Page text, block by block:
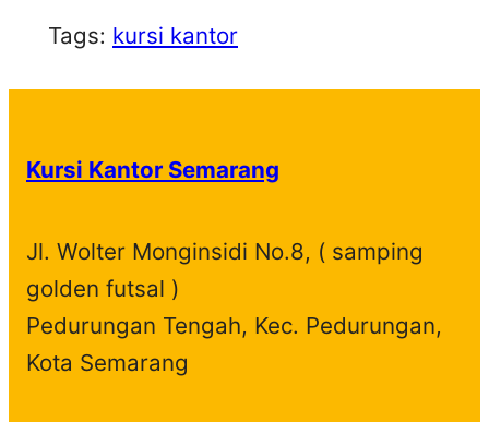
Tags: kursi kantor
Kursi Kantor Semarang
Jl. Wolter Monginsidi No.8, ( samping
golden futsal )
Pedurungan Tengah, Kec. Pedurungan,
Kota Semarang